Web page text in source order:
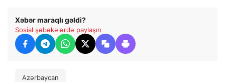
Xəbər maraqlı gəldi?
Sosial şəbəkələrdə paylaşın
Azərbaycan